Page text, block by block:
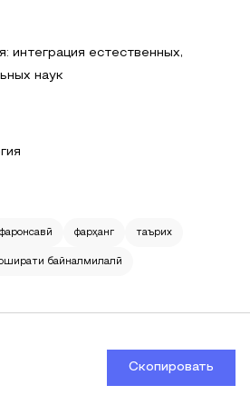
интеграция естественных,
наук
фарҳанг таърих
байналмилалӣ
Скопировать